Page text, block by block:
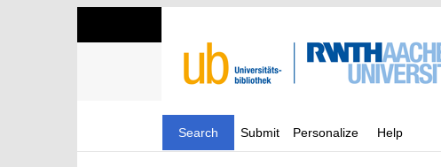
Search Submit Personalize Help